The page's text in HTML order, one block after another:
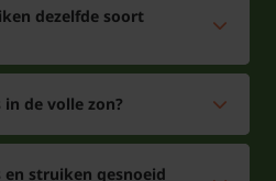
over Acer
of Japanse esdoorn
Acer palmatum
dezelfde soort
de volle zon?
en struiken gesnoeid